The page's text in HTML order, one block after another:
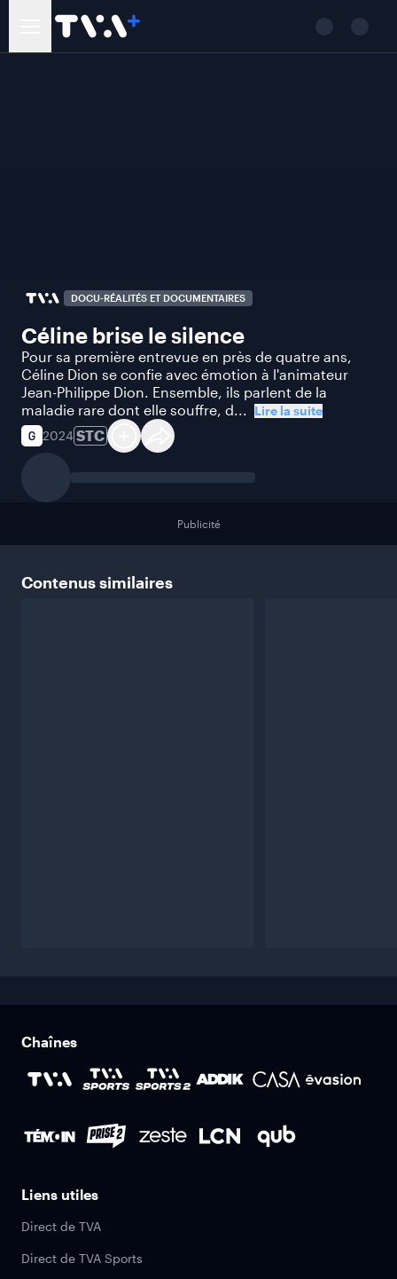
DOCU-RÉALITÉS ET DOCUMENTAIRES
Céline brise le silence
Pour sa première entrevue en près de quatre ans,
Céline Dion se confie avec émotion à l'animateur
Jean-Philippe Dion. Ensemble, ils parlent de la
maladie rare dont elle souffre, d... Lire la suite
2024 STC
Publicité
Contenussimilaires
Chaînes
Liens utiles
Direct de TVA
Direct de TVA Sports